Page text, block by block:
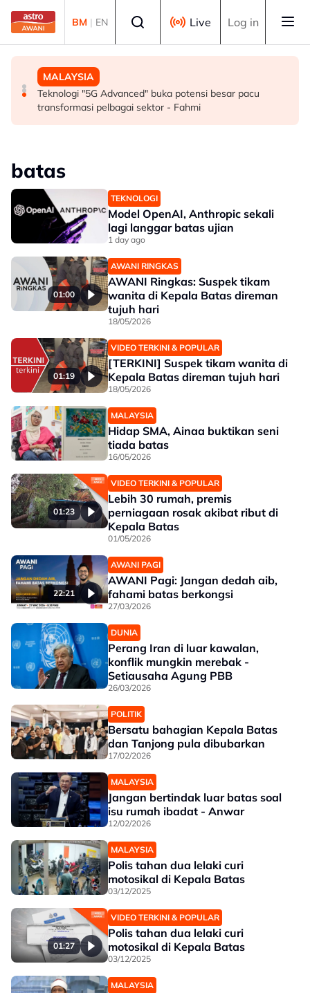
Skip to main content
BM | EN Live Log in
SUKAN
Mohamed Salah sertai Trabzonspor, terima €17 juta
semusim
MALAYSIA
Berita tempatan pilihan sepanjang hari ini
MALAYSIA
Teknologi "5G Advanced" buka potensi besar pacu
transformasi pelbagai sektor - Fahmi
batas
TEKNOLOGI
Model OpenAI, Anthropic sekali
lagi langgar batas ujian
1 day ago
01:00
AWANI RINGKAS
AWANI Ringkas: Suspek tikam
wanita di Kepala Batas direman
tujuh hari
18/05/2026
01:19
VIDEO TERKINI & POPULAR
[TERKINI] Suspek tikam wanita di
Kepala Batas direman tujuh hari
18/05/2026
MALAYSIA
Hidap SMA, Ainaa buktikan seni
tiada batas
16/05/2026
01:23
VIDEO TERKINI & POPULAR
Lebih 30 rumah, premis
perniagaan rosak akibat ribut di
Kepala Batas
01/05/2026
22:21
AWANI PAGI
AWANI Pagi: Jangan dedah aib,
fahami batas berkongsi
27/03/2026
DUNIA
Perang Iran di luar kawalan,
konflik mungkin merebak -
Setiausaha Agung PBB
26/03/2026
POLITIK
Bersatu bahagian Kepala Batas
dan Tanjong pula dibubarkan
17/02/2026
MALAYSIA
Jangan bertindak luar batas soal
isu rumah ibadat - Anwar
12/02/2026
MALAYSIA
Polis tahan dua lelaki curi
motosikal di Kepala Batas
03/12/2025
01:27
VIDEO TERKINI & POPULAR
Polis tahan dua lelaki curi
motosikal di Kepala Batas
03/12/2025
MALAYSIA